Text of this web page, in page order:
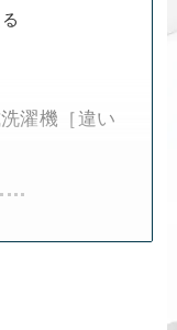
濯機［違い